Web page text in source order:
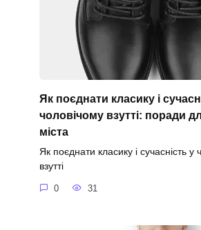
Як поєднати класику і
чоловічому взутті: поради
міста
Як поєднати класику і сучасність у
взутті
0 31